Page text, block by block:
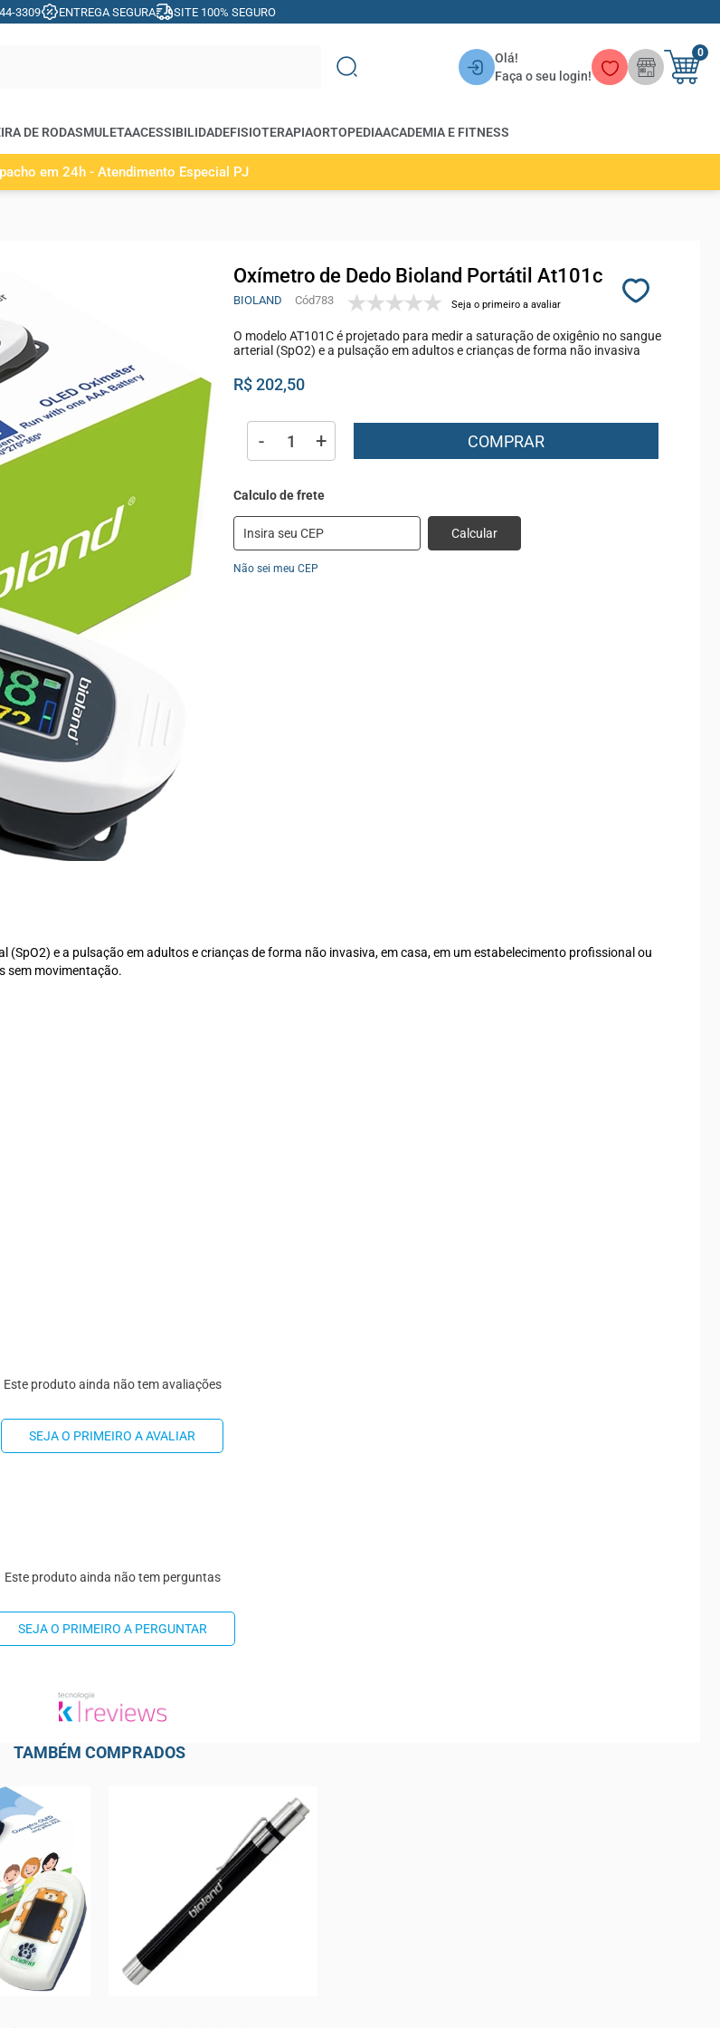
3309 ENTREGA SEGURA SITE 100% SEGURO
Olá!
Faça o seu login!
0
DE RODASMULETAACESSIBILIDADEFISIOTERAPIAORTOPEDIAACADEMIA E FITNESS
em 24h - Atendimento Especial PJ
Oxímetro de Dedo Bioland Portátil At101c
BIOLAND 783 Seja o primeiro a avaliar
O modelo AT101C é projetado para medir a saturação de oxigênio no sangue
arterial (SpO2) e a pulsação em adultos e crianças de forma não invasiva
R$ 202,50
- + COMPRAR
Calcular
Não sei meu CEP
e a pulsação em adultos e crianças de forma não invasiva, em casa, em um estabelecimento profissional ou
sem movimentação.
Este produto ainda não tem avaliações
SEJA O PRIMEIRO A AVALIAR
Este produto ainda não tem perguntas
SEJA O PRIMEIRO A PERGUNTAR
TAMBÉM COMPRADOS